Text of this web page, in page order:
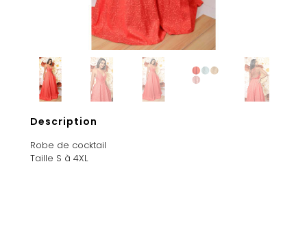
Description
Robe de cocktail
Taille S à 4XL